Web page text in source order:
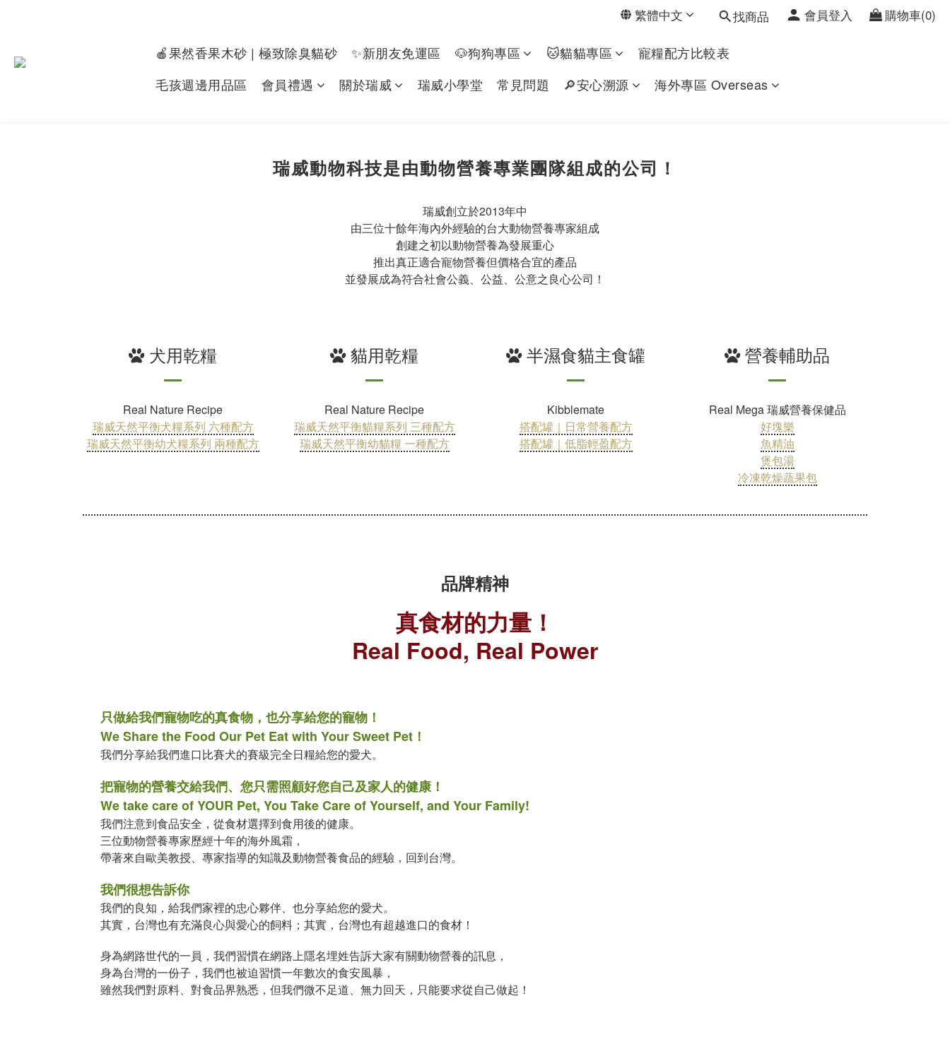
繁體中文 找商品 會員登入 購物車(0)
🍎果然香果木砂 | 極致除臭貓砂 ✨新朋友免運區 🐶狗狗專區​ 🐱貓貓專區
寵糧配方比較表
毛孩週邊用品區
會員禮遇 關於瑞威 瑞威小學堂 常見問題 🔎安心溯源 海外專區 Overseas
瑞威動物科技是由動物營養專業團隊組成的公司！
瑞威創立於2013年中
由三位十餘年海內外經驗的台大動物營養專家組成
創建之初以動物營養為發展重心
推出真正適合寵物營養但價格合宜的產品
並發展成為符合社會公義、公益、公意之良心公司！
犬用乾糧
Real Nature Recipe
瑞威天然平衡犬糧系列 六種配方
瑞威天然平衡幼犬糧系列 兩種配方
貓用乾糧
Real Nature Recipe
瑞威天然平衡貓糧系列 三種配方
瑞威天然平衡幼貓糧 一種配方
半濕食貓主食罐
Kibblemate
搭配罐｜日常營養配方​
搭配罐｜低脂輕盈配方
營養輔助品
Real Mega 瑞威營養保健品
好塊樂
魚精油
煲包湯
冷凍乾燥蔬果包
品牌精神
真食材的力量！
Real Food, Real Power
只做給我們寵物吃的真食物，也分享給您的寵物！
We Share the Food Our Pet Eat with Your Sweet Pet！
我們分享給我們進口比賽犬的賽級完全日糧給您的愛犬。
把寵物的營養交給我們、您只需照顧好您自己及家人的健康！
We take care of YOUR Pet, You Take Care of Yourself, and Your Family!
我們注意到食品安全，從食材選擇到食用後的健康。
三位動物營養專家​歷經十年的海外風霜，
帶著來自歐美教授、專家指導的知識及動物營養食品的經驗，回到台灣。
我們很想告訴你
我們的良知，給我們家裡的忠心夥伴、也分享給您的愛犬。
其實，台灣也有充滿良心與愛心的飼料；其實，台灣也有超越進口的食材！
身為網路世代的一員，我們習慣在網路上隱名埋姓告訴大家有關動物營養的訊息，
身為台灣的一份子，我們也被迫習慣一年數次的食安風暴，
雖然我們對原料、對食品界熟悉，但我們微不足道、無力回天，只能要求從自己做起！